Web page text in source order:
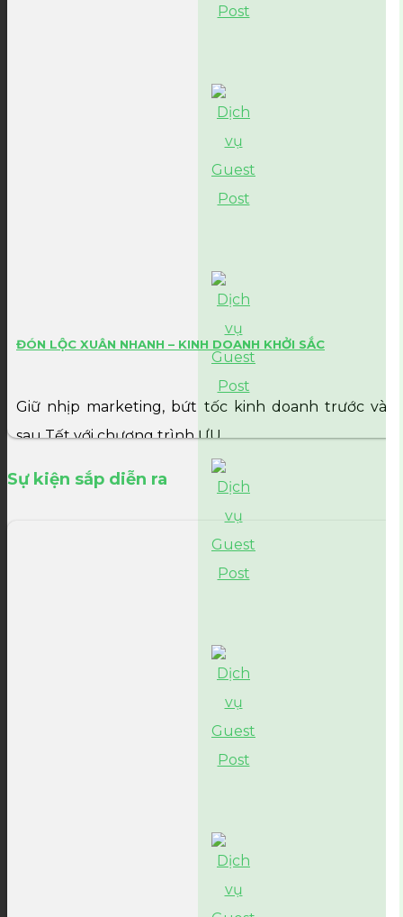
ĐÓN LỘC XUÂN NHANH – KINH DOANH KHỞI SẮC
Giữ nhịp marketing, bứt tốc kinh doanh trước và
sau Tết với chương trình ƯU...
Sự kiện sắp diễn ra